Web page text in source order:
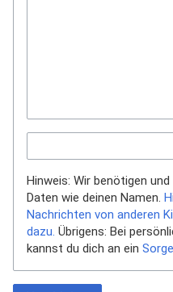
Hinweis: Wir benötigen
Daten wie deinen Namen.
Nachrichten von anderen
dazu. Übrigens: Bei
kannst du dich an ein